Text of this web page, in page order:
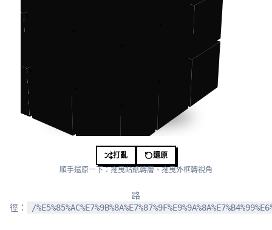
打亂
還原
順手還原一下：拖曳貼紙轉層、拖曳外框轉視角
路
徑：
/